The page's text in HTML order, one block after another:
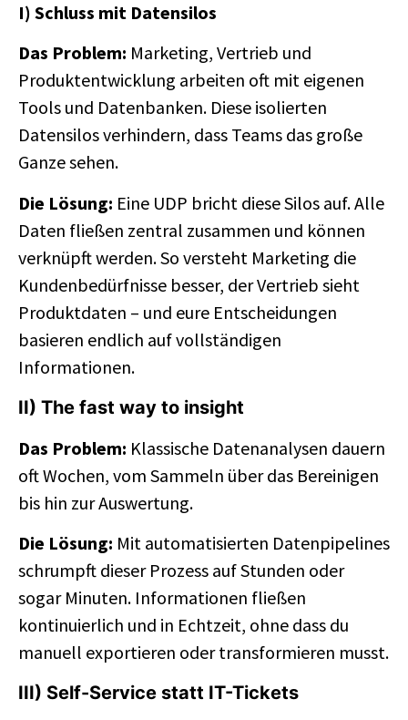
I) Schluss mit Datensilos
Das Problem: Marketing, Vertrieb und
Produktentwicklung arbeiten oft mit eigenen
Tools und Datenbanken. Diese isolierten
Datensilos verhindern, dass Teams das große
Ganze sehen.
Die Lösung: Eine UDP bricht diese Silos auf. Alle
Daten fließen zentral zusammen und können
verknüpft werden. So versteht Marketing die
Kundenbedürfnisse besser, der Vertrieb sieht
Produktdaten – und eure Entscheidungen
basieren endlich auf vollständigen
Informationen.
II) The fast way to insight
Das Problem: Klassische Datenanalysen dauern
oft Wochen, vom Sammeln über das Bereinigen
bis hin zur Auswertung.
Die Lösung: Mit automatisierten Datenpipelines
schrumpft dieser Prozess auf Stunden oder
sogar Minuten. Informationen fließen
kontinuierlich und in Echtzeit, ohne dass du
manuell exportieren oder transformieren musst.
III) Self-Service statt IT-Tickets